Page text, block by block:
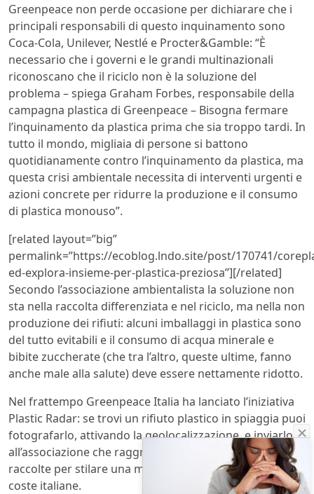
Greenpeace non perde occasione per dichiarare che i
principali responsabili di questo inquinamento sono
Coca-Cola, Unilever, Nestlé e Procter&Gamble: “È
necessario che i governi e le grandi multinazionali
riconoscano che il riciclo non è la soluzione del
problema – spiega Graham Forbes, responsabile della
campagna plastica di Greenpeace – Bisogna fermare
l’inquinamento da plastica prima che sia troppo tardi. In
tutto il mondo, migliaia di persone si battono
quotidianamente contro l’inquinamento da plastica, ma
questa crisi ambientale necessita di interventi urgenti e
azioni concrete per ridurre la produzione e il consumo
di plastica monouso”.
[related layout=”big”
permalink=”https://ecoblog.lndo.site/post/170741/
ed-explora-insieme-per-plastica-preziosa”][/related]
Secondo l’associazione ambientalista la soluzione non
sta nella raccolta differenziata e nel riciclo, ma nella non
produzione dei rifiuti: alcuni imballaggi in plastica sono
del tutto evitabili e il consumo di acqua minerale e
bibite zuccherate (che tra l’altro, queste ultime, fanno
anche male alla salute) deve essere nettamente ridotto.
Nel frattempo Greenpeace Italia ha lanciato l’iniziativa
Plastic Radar: se trovi un rifiuto plastico in spiaggia puoi
fotografarlo, attivando la geolocalizzazione, e inviarlo
all’associazione che raggrupperà le segnalazioni
raccolte per stilare una mappa dell’inquinamento delle
coste italiane.